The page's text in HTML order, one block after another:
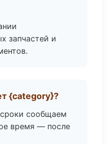
запчастей и
{category}?
сообщаем
время — после